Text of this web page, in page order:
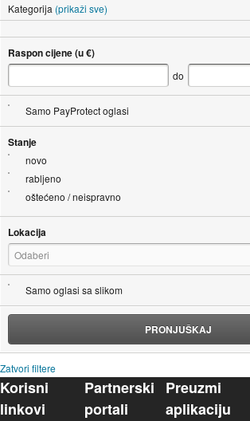
Kategorija (prikaži sve)
Raspon cijene (u €)
do
Samo PayProtect oglasi
Stanje
novo
rabljeno
oštećeno / neispravno
Lokacija
Odaberi
Samo oglasi sa slikom
PRONJUŠKAJ
Zatvori filtere
Korisni
linkovi
Partnerski
portali
Preuzmi
aplikaciju